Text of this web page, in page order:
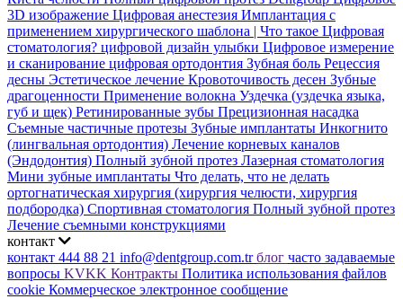
3D изображение Цифровая анестезия Имплантация с
применением хирургического шаблона | Что такое Цифровая
стоматология? цифровой дизайн улыбки Цифровое измерение
и сканирование цифровая ортодонтия Зубная боль Рецессия
десны Эстетическое лечение Кровоточивость десен Зубные
драгоценности Применение волокна Уздечка (уздечка языка,
губ и щек) Ретинированные зубы Прецизионная насадка
Съемные частичные протезы Зубные имплантаты Инкогнито
(лингвальная ортодонтия) Лечение корневых каналов
(Эндодонтия) Полный зубной протез Лазерная стоматология
Мини зубные имплантаты Что делать, что не делать
ортогнатическая хирургия (хирургия челюсти, хирургия
подбородка) Спортивная стоматология Полный зубной протез
Лечение съемными конструкциями
контакт
контакт 444 88 21 info@dentgroup.com.tr блог часто задаваемые
вопросы KVKK Контракты Политика использования файлов
cookie Коммерческое электронное сообщение